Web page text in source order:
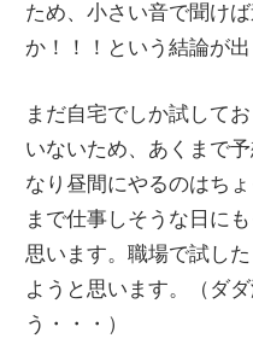
ため、小さい音で聞け
か！！！という結論が出
まだ自宅でしか試して
いないため、あくまで
なり昼間にやるのはち
まで仕事しそうな日に
思います。職場で試し
ようと思います。（ダ
う・・・）